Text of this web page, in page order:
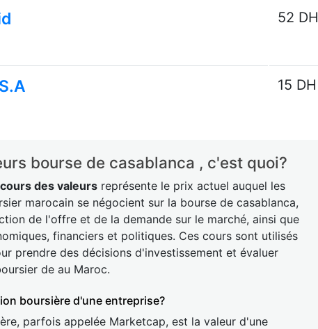
52 DH
15 DH
bourse de casablanca , c'est quoi?
des valeurs représente le prix actuel auquel les
marocain se négocient sur la bourse de casablanca,
de l'offre et de la demande sur le marché, ainsi que
financiers et politiques. Ces cours sont utilisés
prendre des décisions d'investissement et évaluer
de au Maroc.
boursière d'une entreprise?
parfois appelée Marketcap, est la valeur d'une